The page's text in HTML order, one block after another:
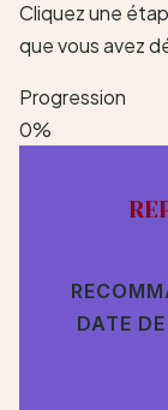
Cliquez une
que vous avez
Progression
0%
DATE